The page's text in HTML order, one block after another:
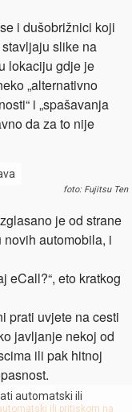
i dušobrižnici koji
stavljaju slike na
lokaciju gdje je
„alternativno
i „spašavanja
da za to nije
foto: Fujitsu Ten
je od strane
automobila, i
eCall?“, eto kratkog
prati uvjete na cesti
javljanje nekoj od
ili pak hitnoj
automatski ili